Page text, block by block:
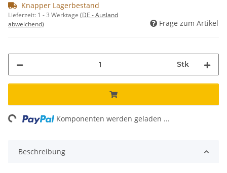
Knapper Lagerbestand
Lieferzeit: 1 - 3 Werktage (DE - Ausland
abweichend)
Frage zum Artikel
Stk
Komponenten werden geladen ...
Beschreibung